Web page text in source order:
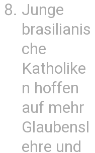
Junge
brasilianis
che
Katholike
n hoffen
auf mehr
Glaubensl
ehre und